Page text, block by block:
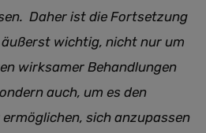
Daher ist die Fortsetzung
wichtig, nicht nur um
wirksamer Behandlungen
auch, um es den
sich anzupassen